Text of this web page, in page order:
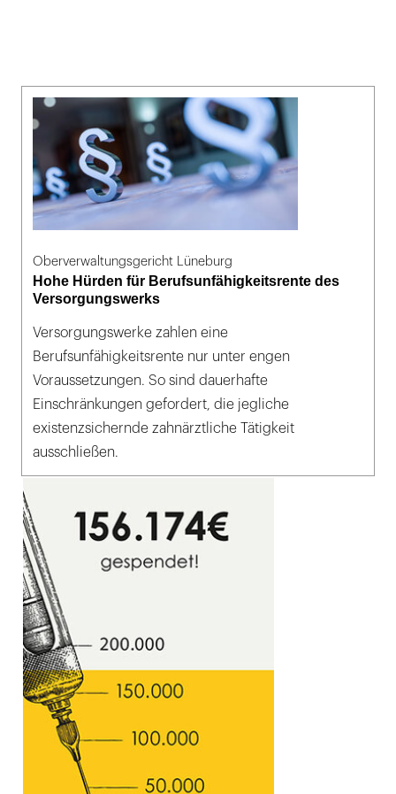
Oberverwaltungsgericht Lüneburg
Hohe Hürden für Berufsunfähigkeitsrente des
Versorgungswerks
Versorgungswerke zahlen eine
Berufsunfähigkeitsrente nur unter engen
Voraussetzungen. So sind dauerhafte
Einschränkungen gefordert, die jegliche
existenzsichernde zahnärztliche Tätigkeit
ausschließen.